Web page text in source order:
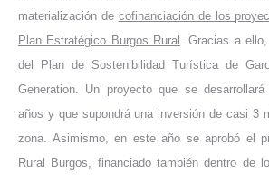
materialización de cofinanciación de los
Plan Estratégico Burgos Rural . Gracias a
del Plan de Sostenibilidad Turística de
Generation. Un proyecto que se
años y que supondrá una inversión de casi 3
zona. Asimismo, en este año se aprobó el
Rural Burgos, financiado también dentro de